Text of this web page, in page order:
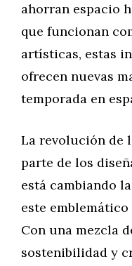
ahorran espacio
que funcionan
artísticas, estas
ofrecen nuevas
temporada en
La revolución de
parte de los
está cambiando
este
Con una mezcla
sostenibilidad y